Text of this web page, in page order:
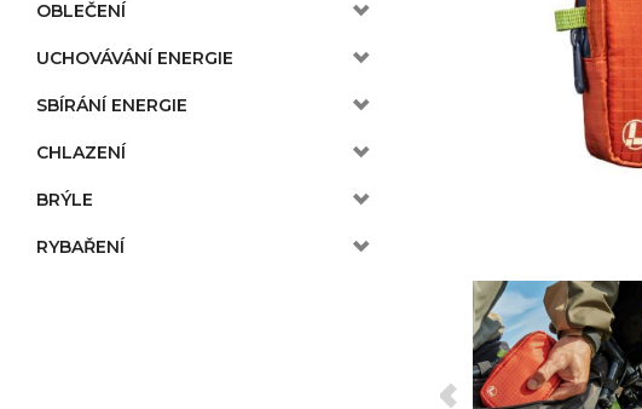
OBLEČENÍ
UCHOVÁVÁNÍ ENERGIE
SBÍRÁNÍ ENERGIE
CHLAZENÍ
BRÝLE
RYBAŘENÍ